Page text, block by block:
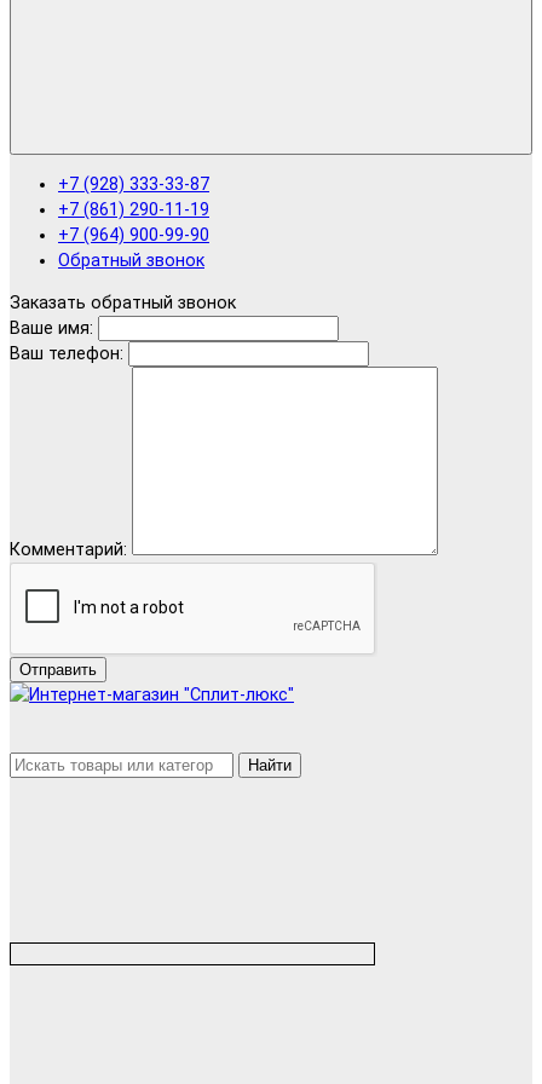
+7 (928) 333-33-87
+7 (861) 290-11-19
+7 (964) 900-99-90
Обратный звонок
Заказать обратный звонок
Ваше имя:
Ваш телефон:
Комментарий:
Отправить
Найти